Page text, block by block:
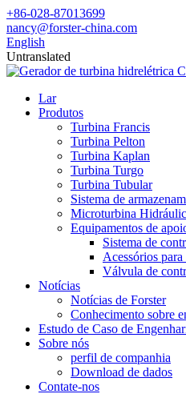
+86-028-87013699
nancy@forster-china.com
English
Untranslated
Lar
Produtos
Turbina Francis
Turbina Pelton
Turbina Kaplan
Turbina Turgo
Turbina Tubular
Sistema de
Microturbina
Equipamentos de
Sistema de
Acessórios
Válvula de
Notícias
Notícias de Forster
Conhecimento sobre
Estudo de Caso de
Sobre nós
perfil de companhia
Download de dados
Contate-nos